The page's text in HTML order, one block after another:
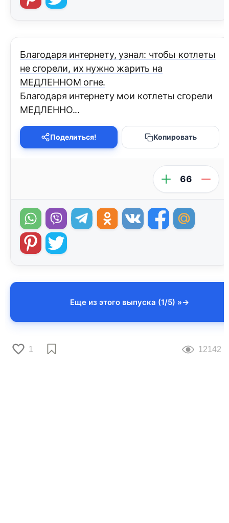
Благодаря интернету, узнал: чтобы котлеты
не сгорели, их нужно жарить на
МЕДЛЕННОМ огне.
Благодаря интернету мои котлеты сгорели
МЕДЛЕННО...
Поделиться! Копировать
66
Еще из этого выпуска (1/5) »
1 12142